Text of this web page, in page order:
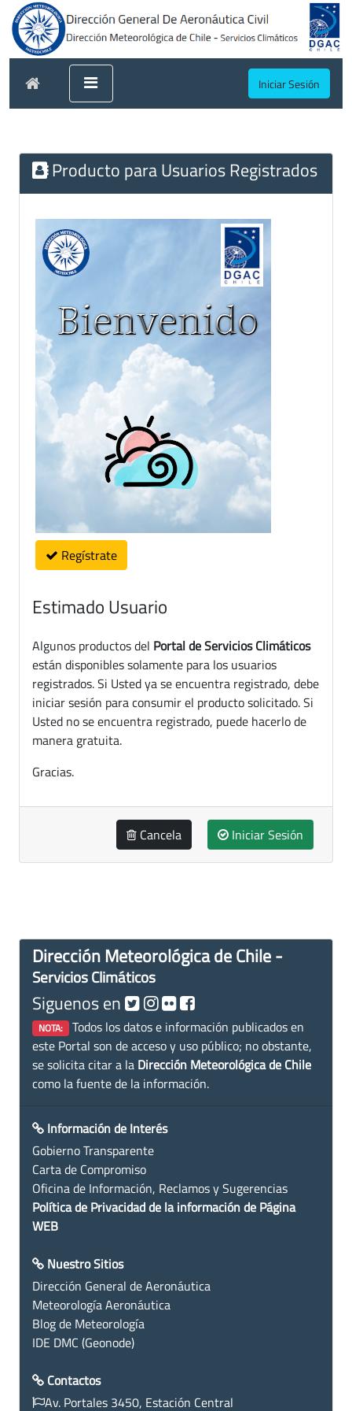
Iniciar Sesión
Producto para Usuarios Registrados
Regístrate
Estimado Usuario
Algunos productos del Portal de Servicios Climáticos
están disponibles solamente para los usuarios
registrados. Si Usted ya se encuentra registrado, debe
iniciar sesión para consumir el producto solicitado. Si
Usted no se encuentra registrado, puede hacerlo de
manera gratuita.
Gracias.
Cancela Iniciar Sesión
Dirección Meteorológica de Chile -
Servicios Climáticos
Siguenos en
NOTA: Todos los datos e información publicados en
este Portal son de acceso y uso público; no obstante,
se solicita citar a la Dirección Meteorológica de Chile
como la fuente de la información.
Información de Interés
Gobierno Transparente
Carta de Compromiso
Oficina de Información, Reclamos y Sugerencias
Política de Privacidad de la información de Página
WEB
Nuestro Sitios
Dirección General de Aeronáutica
Meteorología Aeronáutica
Blog de Meteorología
IDE DMC (Geonode)
Contactos
Av. Portales 3450, Estación Central